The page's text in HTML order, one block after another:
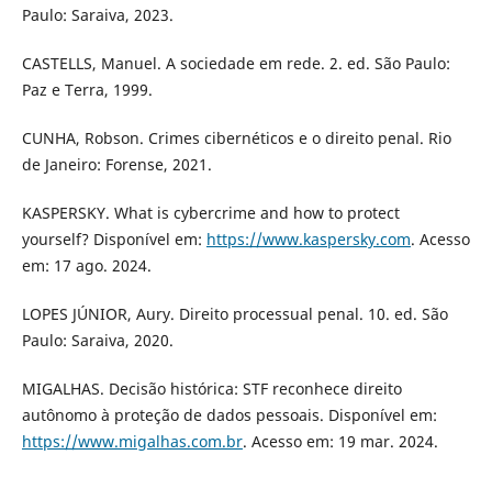
Paulo: Saraiva, 2023.
CASTELLS, Manuel. A sociedade em rede. 2. ed. São Paulo:
Paz e Terra, 1999.
CUNHA, Robson. Crimes cibernéticos e o direito penal. Rio
de Janeiro: Forense, 2021.
KASPERSKY. What is cybercrime and how to protect
yourself? Disponível em: https://www.kaspersky.com. Acesso
em: 17 ago. 2024.
LOPES JÚNIOR, Aury. Direito processual penal. 10. ed. São
Paulo: Saraiva, 2020.
MIGALHAS. Decisão histórica: STF reconhece direito
autônomo à proteção de dados pessoais. Disponível em:
https://www.migalhas.com.br. Acesso em: 19 mar. 2024.